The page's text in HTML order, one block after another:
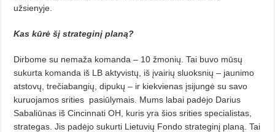
užsienyje.
Kas kūrė šį strateginį planą?
Dirbome su nemaža komanda – 10 žmonių. Tai buvo mūsų
sukurta komanda iš LB aktyvistų, iš įvairių sluoksnių – jaunimo
atstovų, trečiabangių, dipukų – ir kiekvienas įsijungė su savo
kuruojamos srities pasiūlymais. Mums labai padėjo Darius
Sabaliūnas iš Cincinnati OH, kuris yra šios srities specialistas,
strategas. Jis padėjo sukurti Lietuvių Fondo strateginį planą. Tai